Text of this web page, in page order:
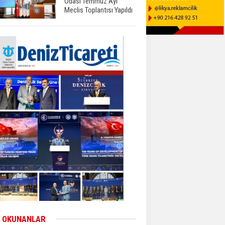
Meclis Toplantısı Yapıldı
OKUNANLAR